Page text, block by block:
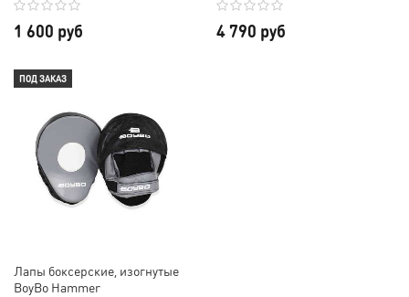
1 600 руб 4 790 руб
ПОД ЗАКАЗ
Лапы боксерские, изогнутые
BoyBo Hammer